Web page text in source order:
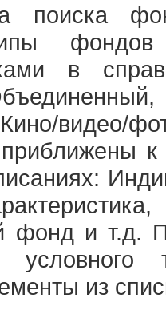
поиска
в
фонд и т.д.
из